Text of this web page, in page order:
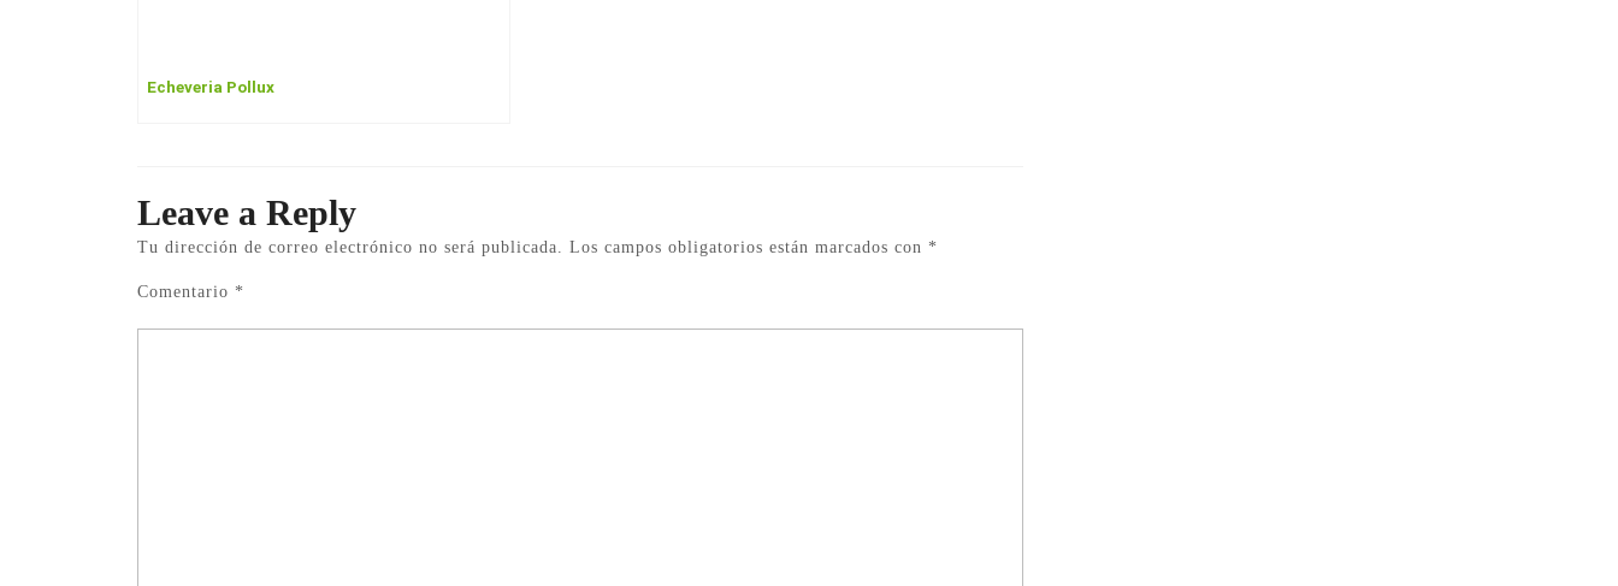
Echeveria Pollux
Leave a Reply
Tu dirección de correo electrónico no será publicada. Los campos obligatorios están marcados con *
Comentario *